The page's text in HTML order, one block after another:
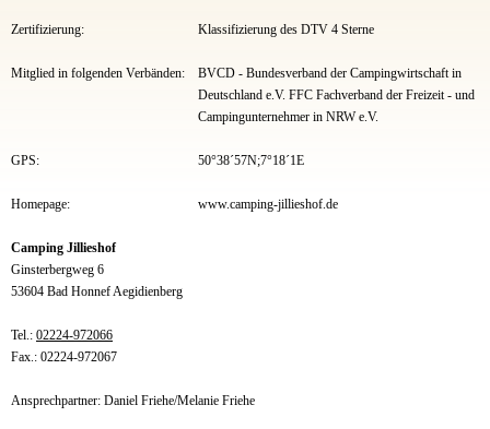
Zertifizierung: Klassifizierung des DTV 4 Sterne
Mitglied in folgenden Verbänden:
BVCD - Bundesverband der Campingwirtschaft in
Deutschland e.V. FFC Fachverband der Freizeit - und
Campingunternehmer in NRW e.V.
GPS: 50°38´57N;7°18´1E
Homepage: www.camping-jillieshof.de
Camping Jillieshof
Ginsterbergweg 6
53604 Bad Honnef Aegidienberg
Tel.: 02224-972066
Fax.: 02224-972067
Ansprechpartner: Daniel Friehe/Melanie Friehe